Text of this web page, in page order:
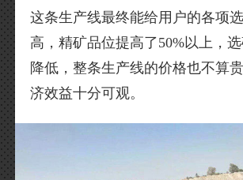
这条生产线最终能给用户的各项
高，精矿品位提高了50%以上，
降低，整条生产线的价格也不算
济效益十分可观。